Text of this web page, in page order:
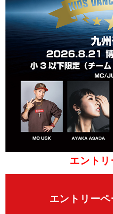
エント
エントリー